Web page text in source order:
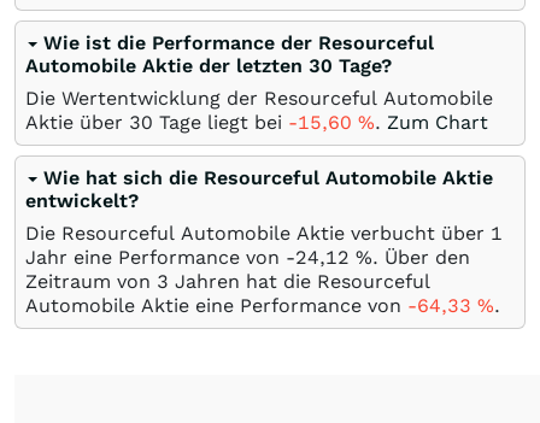
Wie ist die Performance der Resourceful
Automobile Aktie der letzten 30 Tage?
Die Wertentwicklung der Resourceful Automobile
Aktie über 30 Tage liegt bei -15,60 %. Zum Chart
Wie hat sich die Resourceful Automobile Aktie
entwickelt?
Die Resourceful Automobile Aktie verbucht über 1
Jahr eine Performance von -24,12 %. Über den
Zeitraum von 3 Jahren hat die Resourceful
Automobile Aktie eine Performance von -64,33 %.